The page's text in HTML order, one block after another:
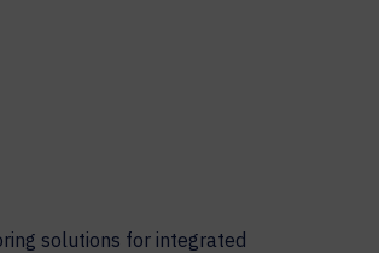
LinkedIn
solutions for integrated